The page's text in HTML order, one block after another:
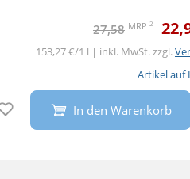
27,58 MRP 2
153,27 €/1 l | inkl. MwSt. zzgl.
Artikel auf
Auf den Merkzettel
In den Warenkorb